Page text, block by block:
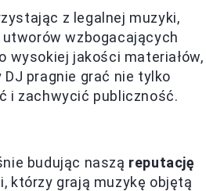
z legalnej muzyki,
wzbogacających
wysokiej jakości materiałów,
pragnie grać nie tylko
i zachwycić publiczność.
budując naszą reputację
którzy grają muzykę objętą